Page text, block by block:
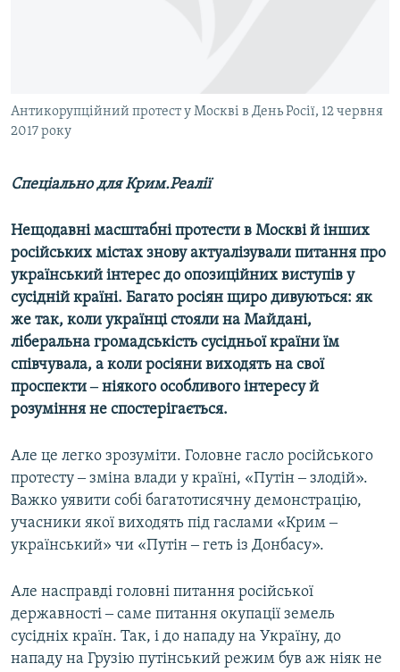
ІНФОГРАФІКА
ДОЛУЧАЙСЯ!
Усі сайти RFE/RL
Антикорупційний протест у Москві в День Росії, 12 червня
2017 року
Спеціально для Крим.Реалії
Нещодавні масштабні протести в Москві й інших
російських містах знову актуалізували питання про
український інтерес до опозиційних виступів у
сусідній країні. Багато росіян щиро дивуються: як
же так, коли українці стояли на Майдані,
ліберальна громадськість сусідньої країни їм
співчувала, а коли росіяни виходять на свої
проспекти ‒ ніякого особливого інтересу й
розуміння не спостерігається.
Але це легко зрозуміти. Головне гасло російського
протесту ‒ зміна влади у країні, «Путін ‒ злодій».
Важко уявити собі багатотисячну демонстрацію,
учасники якої виходять під гаслами «Крим ‒
український» чи «Путін ‒ геть із Донбасу».
Але насправді головні питання російської
державності ‒ саме питання окупації земель
сусідніх країн. Так, і до нападу на Україну, до
нападу на Грузію путінський режим був аж ніяк не